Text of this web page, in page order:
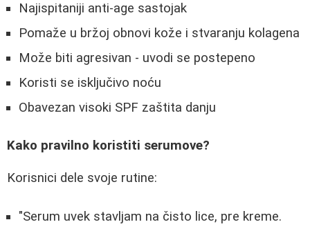
Najispitaniji anti-age sastojak
Pomaže u bržoj obnovi kože i stvaranju kolagena
Može biti agresivan - uvodi se postepeno
Koristi se isključivo noću
Obavezan visoki SPF zaštita danju
Kako pravilno koristiti serumove?
Korisnici dele svoje rutine:
"Serum uvek stavljam na čisto lice, pre kreme.